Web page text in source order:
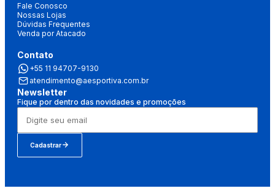
Fale Conosco
Nossas Lojas
Dúvidas Frequentes
Venda por Atacado
Contato
+55 11 94707-9130
atendimento@aesportiva.com.br
Newsletter
Fique por dentro das novidades e promoções
Cadastrar